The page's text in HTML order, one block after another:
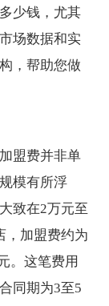
少钱，尤其
场数据和实
，帮助您做
盟费并非单
模有所浮
致在2万元至
，加盟费约为
。这笔费用
同期为3至5